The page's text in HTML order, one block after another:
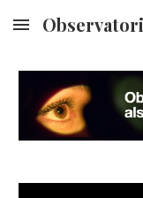
Skip to main content